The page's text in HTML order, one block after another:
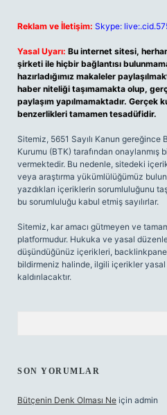
Reklam ve İletişim: Skype:
Yasal Uyarı: Bu internet sitesi,
şirketi ile hiçbir bağlantısı
hazırladığımız makaleler
haber niteliği taşımamakta olup,
paylaşım yapılmamaktadır. Gerçek
benzerlikleri tamamen tesadüfidir.
Sitemiz, 5651 Sayılı Kanun
Kurumu (BTK) tarafından onaylanmış
vermektedir. Bu nedenle, sitedeki
veya araştırma yükümlülüğümüz
yazdıkları içeriklerin sorumluluğunu
bu sorumluluğu kabul etmiş sayılırlar.
Sitemiz, kar amacı gütmeyen ve
platformudur. Hukuka ve yasal
düşündüğünüz içerikleri,
bildirmeniz halinde, ilgili içerikler
kaldırılacaktır.
SON YORUMLAR
Bütçenin Denk Olması Ne için admin